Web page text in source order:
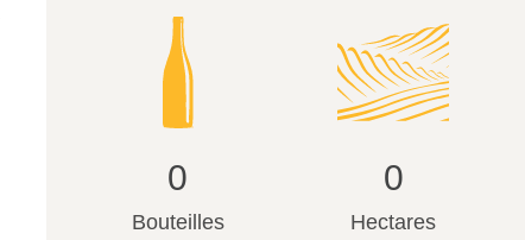
Bouteilles
0
Hectares
0